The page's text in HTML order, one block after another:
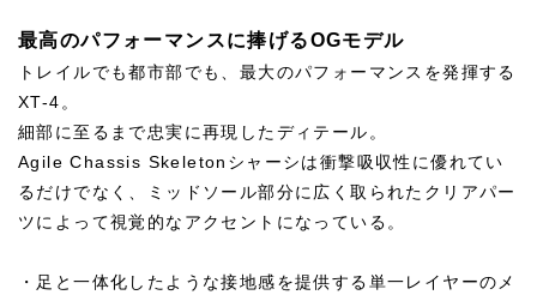
最高のパフォーマンスに捧げるOGモデル
トレイルでも都市部でも、最大のパフォーマンスを発揮する
XT-4。
細部に至るまで忠実に再現したディテール。
Agile Chassis Skeletonシャーシは衝撃吸収性に優れてい
るだけでなく、ミッドソール部分に広く取られたクリアパー
ツによって視覚的なアクセントになっている。
・足と一体化したような接地感を提供する単一レイヤーのメ